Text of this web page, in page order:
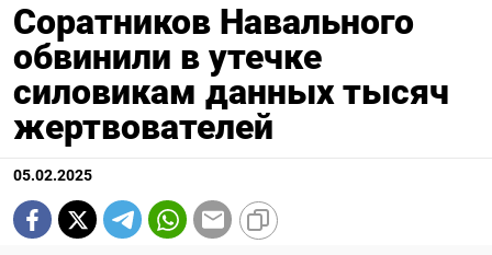
Соратников Навального
обвинили в утечке
силовикам данных тысяч
жертвователей
05.02.2025